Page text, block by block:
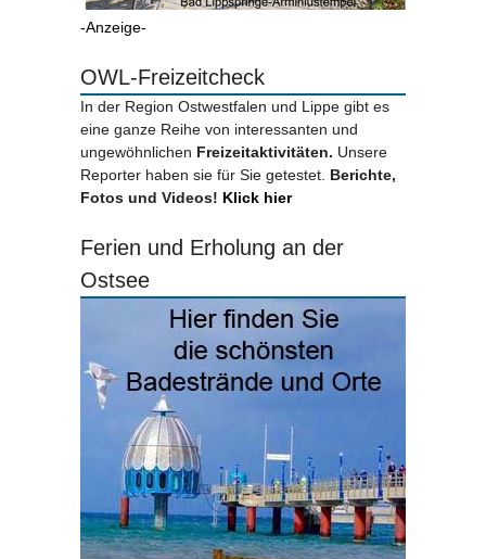
-Anzeige-
OWL-Freizeitcheck
In der Region Ostwestfalen und Lippe gibt es
eine ganze Reihe von interessanten und
ungewöhnlichen Freizeitaktivitäten. Unsere
Reporter haben sie für Sie getestet. Berichte,
Fotos und Videos! Klick hier
Ferien und Erholung an der
Ostsee